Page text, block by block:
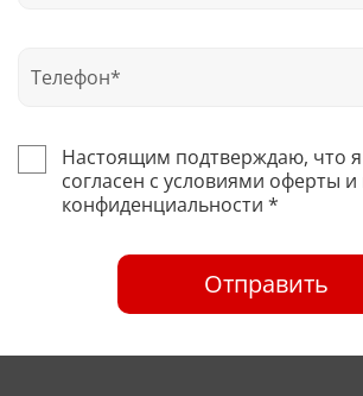
Настоящим подтверждаю, что
согласен с условиями оферты
конфиденциальности *
Отправить